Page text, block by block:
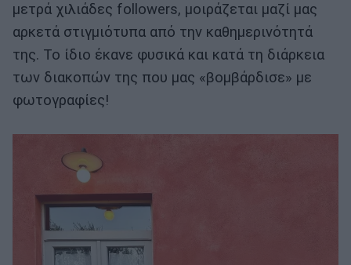
μετρά χιλιάδες followers, μοιράζεται μαζί μας
αρκετά στιγμιότυπα από την καθημερινότητά
της. Το ίδιο έκανε φυσικά και κατά τη διάρκεια
των διακοπών της που μας «βομβάρδισε» με
φωτογραφίες!